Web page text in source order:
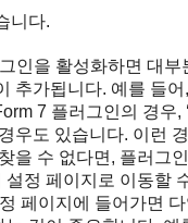
니다.
인을 활성화하면 대부
추가됩니다. 예를 들
7 플러그인의 경우
우도 있습니다. 이런
을 수 없다면, 플러그
설정 페이지로 이동할
페이지에 들어가면